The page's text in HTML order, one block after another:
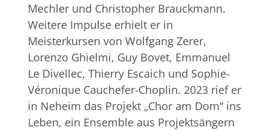
Mechler und Christopher Brauckmann.
Weitere Impulse erhielt er in
Meisterkursen von Wolfgang Zerer,
Lorenzo Ghielmi, Guy Bovet, Emmanuel
Le Divellec, Thierry Escaich und Sophie-
Véronique Cauchefer-Choplin. 2023 rief er
in Neheim das Projekt „Chor am Dom“ ins
Leben, ein Ensemble aus Projektsängern